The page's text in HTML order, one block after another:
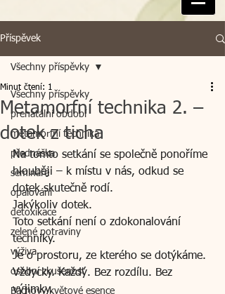
Příspěvek
Všechny příspěvky
prenatální období
metamorfní technika
přednáška
semináře
opalování
detoxikace
zelené potraviny
výživa
osobní zkušenost
Bachovy květové esence
Všechny příspěvky
Metamorfní technika 2. –
dotek z ticha
Minut čtení: 1
Na tomto setkání se společně ponoříme
hlouběji – k místu v nás, odkud se
dotek skutečně rodí.
Jakýkoliv dotek.
Toto setkání není o zdokonalování
techniky.
Je o prostoru, ze kterého se dotýkáme.
Vždycky. Každý. Bez rozdílu. Bez
výjimky.